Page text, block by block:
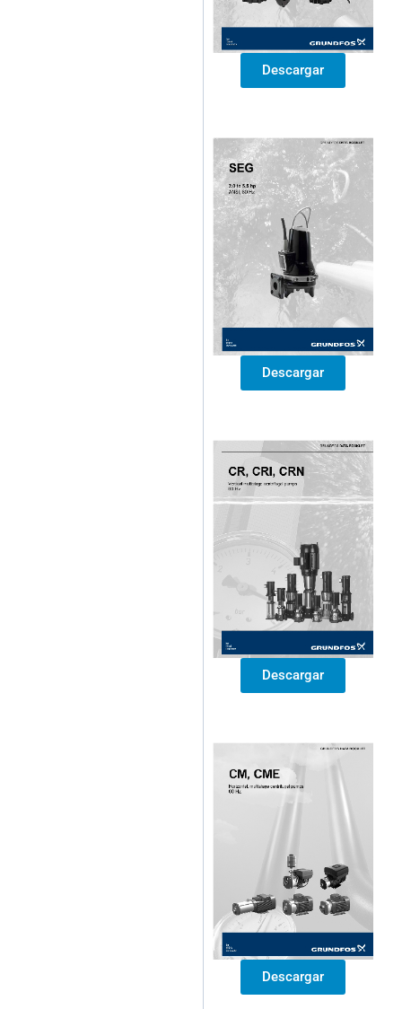
Descargar
Descargar
Descargar
Descargar